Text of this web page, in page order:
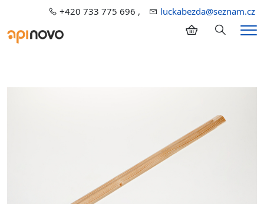
+420 733 775 696 , luckabezda@seznam.cz
Hledání